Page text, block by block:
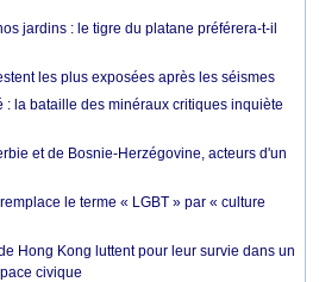
jardins : le tigre du platane préférera-t-il
les plus exposées après les séismes
: la bataille des minéraux critiques inquiète
et de Bosnie-Herzégovine, acteurs d'un
le terme « LGBT » par « culture
Hong Kong luttent pour leur survie dans un
civique